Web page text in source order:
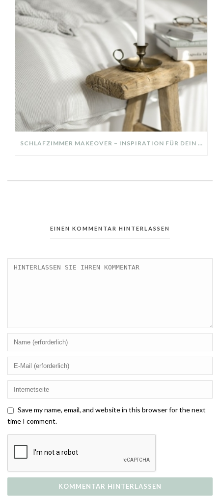
SCHLAFZIMMER MAKEOVER – INSPIRATION FÜR DEIN SCHLAFZIMMER: AUS ALT MACH NEU – HELL, GEMÜTLICH UND EINLADEND
EINEN KOMMENTAR HINTERLASSEN
Save my name, email, and website in this browser for the next
time I comment.